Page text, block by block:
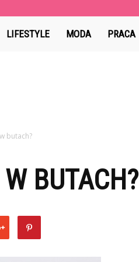
LIFESTYLE MODA PRACA
butach?
BUTACH?